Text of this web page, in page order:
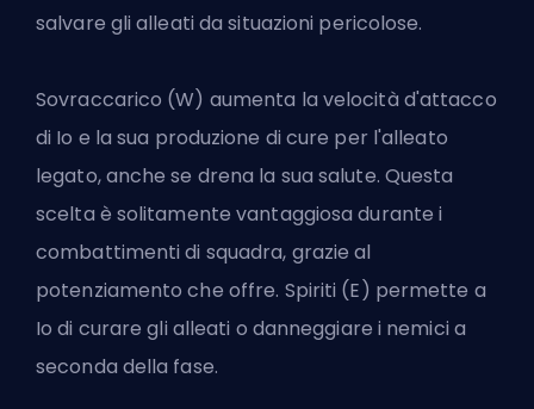
salvare gli alleati da situazioni pericolose.
Sovraccarico (W) aumenta la velocità d'attacco
di Io e la sua produzione di cure per l'alleato
legato, anche se drena la sua salute. Questa
scelta è solitamente vantaggiosa durante i
combattimenti di squadra, grazie al
potenziamento che offre. Spiriti (E) permette a
Io di curare gli alleati o danneggiare i nemici a
seconda della fase.